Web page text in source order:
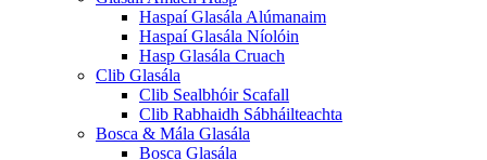
Haspaí Glasála Alúmanaim
Haspaí Glasála Níolóin
Hasp Glasála Cruach
Clib Glasála
Clib Sealbhóir Scafall
Clib Rabhaidh Sábháilteachta
Bosca & Mála Glasála
Bosca Glasála